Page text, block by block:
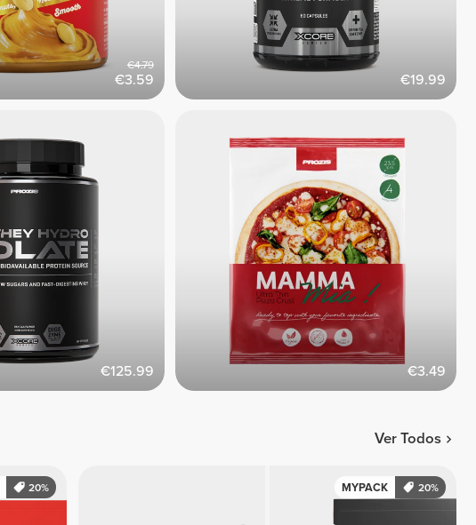
€3.59
€4.79
€19.99
€125.99 €3.49
Ver Todos
20% MYPACK 20%